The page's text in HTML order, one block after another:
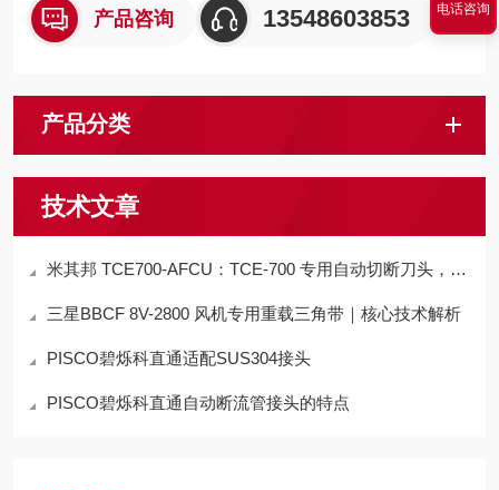
产品咨询 13548603853
产品分类
技术文章
米其邦 TCE700-AFCU：TCE-700 专用自动切断刀头，高效精准切割
三星BBCF 8V-2800 风机专用重载三角带｜核心技术解析
PISCO碧烁科直通适配SUS304接头
PISCO碧烁科直通自动断流管接头的特点
电话咨询